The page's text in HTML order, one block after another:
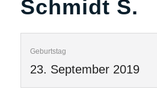
Schmidt S.
Geburtstag
23. September 2019